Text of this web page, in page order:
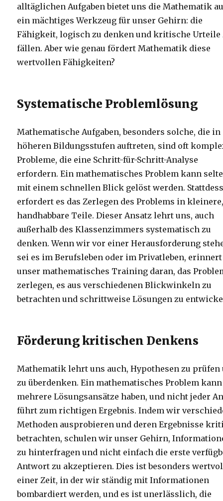
alltäglichen Aufgaben bietet uns die Mathematik
ein mächtiges Werkzeug für unser Gehirn: die
Fähigkeit, logisch zu denken und kritische Urteile
fällen. Aber wie genau fördert Mathematik diese
wertvollen Fähigkeiten?
Systematische Problemlösung
Mathematische Aufgaben, besonders solche, die in
höheren Bildungsstufen auftreten, sind oft
Probleme, die eine Schritt-für-Schritt-Analyse
erfordern. Ein mathematisches Problem kann
mit einem schnellen Blick gelöst werden.
erfordert es das Zerlegen des Problems in
handhabbare Teile. Dieser Ansatz lehrt uns, auch
außerhalb des Klassenzimmers systematisch zu
denken. Wenn wir vor einer Herausforderung
sei es im Berufsleben oder im Privatleben,
unser mathematisches Training daran, das
zerlegen, es aus verschiedenen Blickwinkeln zu
betrachten und schrittweise Lösungen zu
Förderung kritischen Denkens
Mathematik lehrt uns auch, Hypothesen zu prüfen
zu überdenken. Ein mathematisches Problem
mehrere Lösungsansätze haben, und nicht jeder
führt zum richtigen Ergebnis. Indem wir
Methoden ausprobieren und deren Ergebnisse
betrachten, schulen wir unser Gehirn,
zu hinterfragen und nicht einfach die erste
Antwort zu akzeptieren. Dies ist besonders
einer Zeit, in der wir ständig mit Informationen
bombardiert werden, und es ist unerlässlich, die